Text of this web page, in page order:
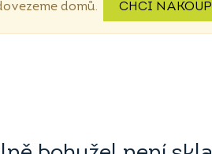
domů. CHCI